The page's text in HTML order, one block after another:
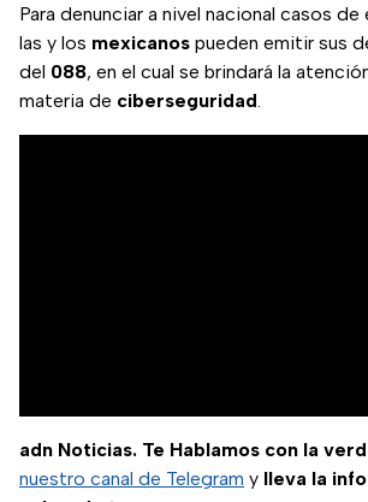
Para denunciar a nivel nacional casos
las y los mexicanos pueden emitir sus
del 088, en el cual se brindará la
materia de ciberseguridad.
adn Noticias. Te Hablamos con la
nuestro canal de Telegram y lleva la